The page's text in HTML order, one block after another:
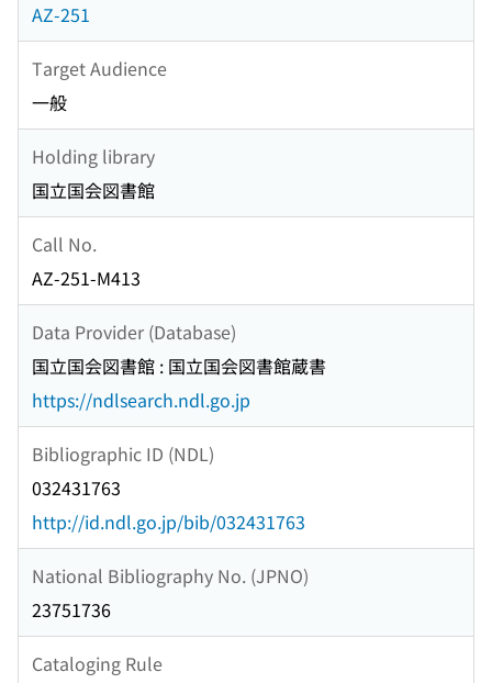
AZ-251
Target Audience
一般
Holding library
国立国会図書館
Call No.
AZ-251-M413
Data Provider (Database)
国立国会図書館 : 国立国会図書館蔵書
https://ndlsearch.ndl.go.jp
Bibliographic ID (NDL)
032431763
http://id.ndl.go.jp/bib/032431763
National Bibliography No. (JPNO)
23751736
Cataloging Rule